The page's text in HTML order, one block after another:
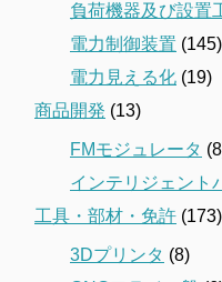
負荷機器及び設置
電力制御装置 (145)
電力見える化 (19)
商品開発 (13)
FMモジュレータ
インテリジェント
工具・部材・免許 (173)
3Dプリンタ (8)